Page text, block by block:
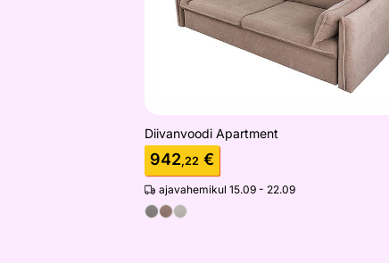
Diivanvoodi Apartment
942,22 €
ajavahemikul 15.09 - 22.09